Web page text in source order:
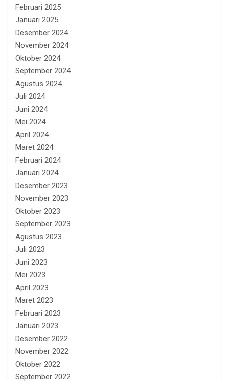
Februari 2025
Januari 2025
Desember 2024
November 2024
Oktober 2024
September 2024
Agustus 2024
Juli 2024
Juni 2024
Mei 2024
April 2024
Maret 2024
Februari 2024
Januari 2024
Desember 2023
November 2023
Oktober 2023
September 2023
Agustus 2023
Juli 2023
Juni 2023
Mei 2023
April 2023
Maret 2023
Februari 2023
Januari 2023
Desember 2022
November 2022
Oktober 2022
September 2022